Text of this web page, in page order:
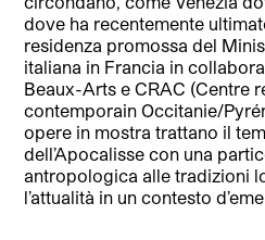
dove ha recentemente
residenza promossa del
italiana in Francia in
Beaux-Arts e CRAC (Centre
contemporain Occitanie/
opere in mostra trattano il
dell’Apocalisse con una
antropologica alle tradizioni
l’attualità in un contesto